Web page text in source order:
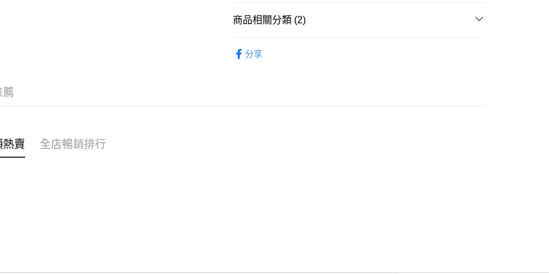
WeChat Pay
送貨方式
商品相關分類 (2)
分享
薦
賣 全店暢銷排行